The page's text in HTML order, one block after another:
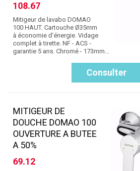
108.67
Mitigeur de lavabo DOMAO
100 HAUT. Cartouche Ø35mm
à économie d'énergie. Vidage
complet à tirette. NF - ACS -
garantie 5 ans. Chromé - 173mm...
Consulter
MITIGEUR DE
DOUCHE DOMAO 100
OUVERTURE A BUTEE
A 50%
69.12